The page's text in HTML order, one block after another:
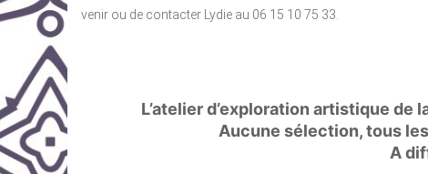
venir ou de contacter Lydie au 06 15 10 75 33.
L’atelier d’exploration artistique de
Aucune sélection, tous
A